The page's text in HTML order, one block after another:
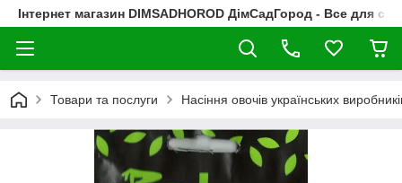
Інтернет магазин DIMSADHOROD ДімСадГород - Все для
Товари та послуги Насіння овочів українських